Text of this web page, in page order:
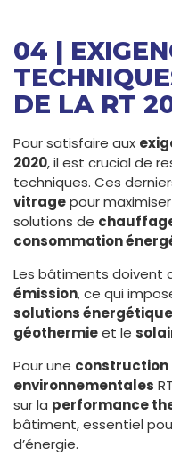
04 |
DE LA RT
Pour satisfaire aux
2020, il est crucial de
techniques. Ces
vitragepour maximiser
solutions de
consommation
Les bâtiments doivent
émission, ce qui
solutions
géothermieet le
Pour une
environnementales
sur la performance
bâtiment, essentiel
d’énergie.